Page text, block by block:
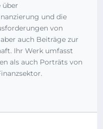
über
und die
von
auch Beiträge zur
Ihr Werk umfasst
als auch Porträts von